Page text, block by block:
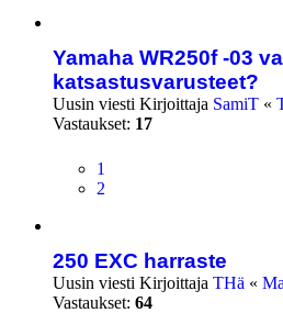
Yamaha WR250f -03
katsastusvarusteet?
Uusin viesti Kirjoittaja SamiT «
Vastaukset: 17
1
2
250 EXC harraste
Uusin viesti Kirjoittaja THä «
Vastaukset: 64